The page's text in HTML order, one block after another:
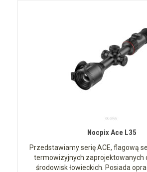
Nocpix Ace L35
Przedstawiamy serię ACE, flagową
termowizyjnych zaprojektowanych
środowisk łowieckich. Posiada